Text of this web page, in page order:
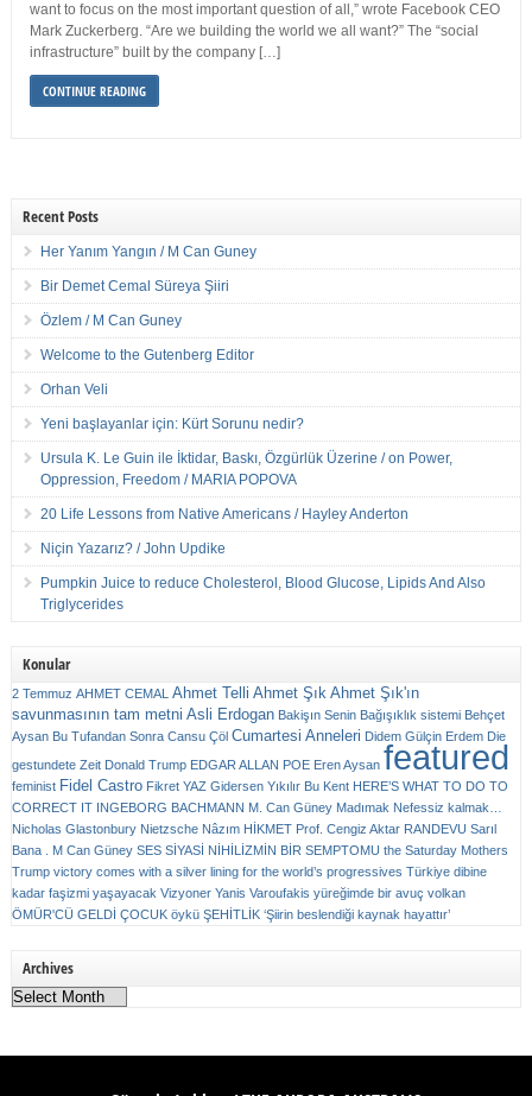
want to focus on the most important question of all,” wrote Facebook CEO
Mark Zuckerberg. “Are we building the world we all want?” The “social
infrastructure” built by the company […]
CONTINUE READING
Recent Posts
Her Yanım Yangın / M Can Guney
Bir Demet Cemal Süreya Şiiri
Özlem / M Can Guney
Welcome to the Gutenberg Editor
Orhan Veli
Yeni başlayanlar için: Kürt Sorunu nedir?
Ursula K. Le Guin ile İktidar, Baskı, Özgürlük Üzerine / on Power,
Oppression, Freedom / MARIA POPOVA
20 Life Lessons from Native Americans / Hayley Anderton
Niçin Yazarız? / John Updike
Pumpkin Juice to reduce Cholesterol, Blood Glucose, Lipids And Also
Triglycerides
Konular
2 Temmuz AHMET CEMAL Ahmet Telli Ahmet Şık Ahmet Şık'ın
savunmasının tam metni Asli Erdogan Bakişın Senin Bağışıklık sistemi Behçet
Aysan Bu Tufandan Sonra Cansu Çöl Cumartesi Anneleri Didem Gülçin Erdem Die
gestundete Zeit Donald Trump EDGAR ALLAN POE Eren Aysan featured
feminist Fidel Castro Fikret YAZ Gidersen Yıkılır Bu Kent HERE’S WHAT TO DO TO
CORRECT IT INGEBORG BACHMANN M. Can Güney Madımak Nefessiz kalmak…
Nicholas Glastonbury Nietzsche Nâzım HİKMET Prof. Cengiz Aktar RANDEVU Sarıl
Bana . M Can Güney SES SİYASİ NİHİLİZMİN BİR SEMPTOMU the Saturday Mothers
Trump victory comes with a silver lining for the world’s progressives Türkiye dibine
kadar faşizmi yaşayacak Vizyoner Yanis Varoufakis yüreğimde bir avuç volkan
ÖMÜR'CÜ GELDİ ÇOCUK öykü ŞEHİTLİK ‘Şiirin beslendiği kaynak hayattır’
Archives
Archives